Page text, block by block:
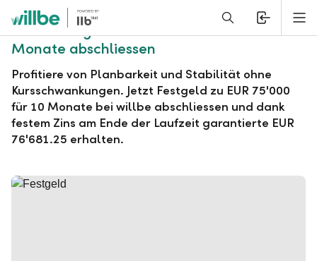
Alerts.Headline
willbe Festgeld zu EUR 75'000 für 10
Monate abschliessen
Profitiere von Planbarkeit und Stabilität ohne
Kursschwankungen. Jetzt Festgeld zu EUR 75'000
für 10 Monate bei willbe abschliessen und dank
festem Zins am Ende der Laufzeit garantierte EUR
76'681.25 erhalten.